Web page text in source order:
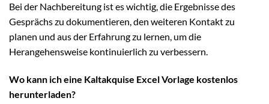
Bei der Nachbereitung ist es wichtig, die Ergebnisse des
Gesprächs zu dokumentieren, den weiteren Kontakt zu
planen und aus der Erfahrung zu lernen, um die
Herangehensweise kontinuierlich zu verbessern.
Wo kann ich eine Kaltakquise Excel Vorlage kostenlos
herunterladen?